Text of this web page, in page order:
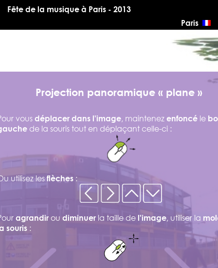
Fête de la musique à Paris - 2013
Paris